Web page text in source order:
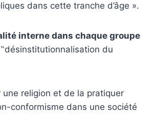
dans cette tranche d’âge ».
interne dans chaque groupe
du
une religion et de la pratiquer
conformisme dans une société